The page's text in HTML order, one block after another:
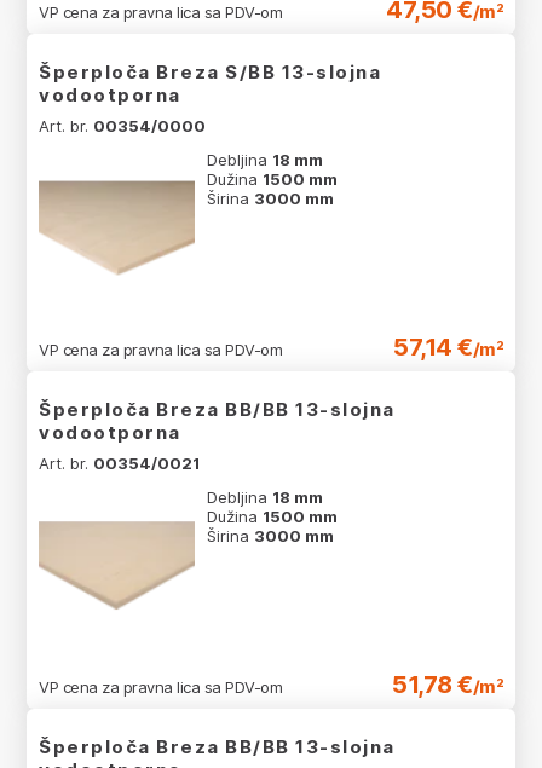
VP cena za pravna lica sa PDV-om 47,50 €/m²
Šperploča Breza S/BB 13-slojna
vodootporna
Art. br. 00354/0000
Debljina 18 mm
Dužina 1500 mm
Širina 3000 mm
VP cena za pravna lica sa PDV-om 57,14 €/m²
Šperploča Breza BB/BB 13-slojna
vodootporna
Art. br. 00354/0021
Debljina 18 mm
Dužina 1500 mm
Širina 3000 mm
VP cena za pravna lica sa PDV-om 51,78 €/m²
Šperploča Breza BB/BB 13-slojna